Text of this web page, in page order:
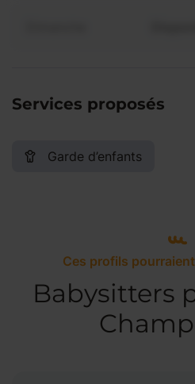
Services proposés
Garde d’enfants
Ces profils
Babysitters